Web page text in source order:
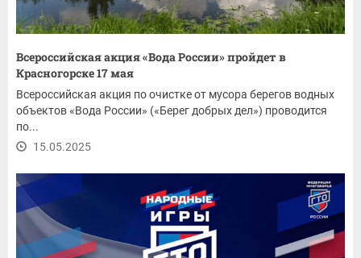
Всероссийская акция «Вода России» пройдет в
Красногорске 17 мая
Всероссийская акция по очистке от мусора берегов водных
объектов «Вода России» («Берег добрых дел») проводится
по...
15.05.2025